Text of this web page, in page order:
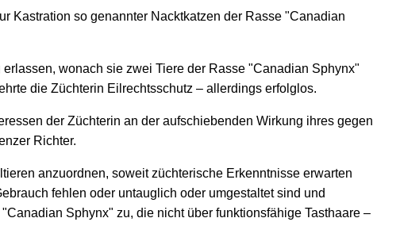
Kastration so genannter Nacktkatzen der Rasse "Canadian
wonach sie zwei Tiere der Rasse "Canadian Sphynx"
die Züchterin Eilrechtsschutz – allerdings erfolglos.
der Züchterin an der aufschiebenden Wirkung ihres gegen
Richter.
anzuordnen, soweit züchterische Erkenntnisse erwarten
fehlen oder untauglich oder umgestaltet sind und
Sphynx" zu, die nicht über funktionsfähige Tasthaare –